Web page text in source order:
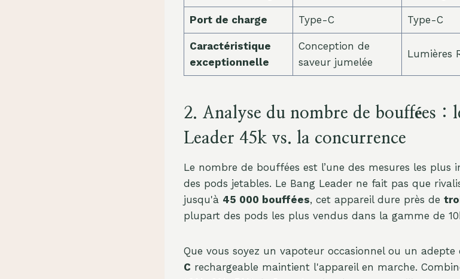
Port de charge Type-C Type-C
Caractéristique
exceptionnelle
Conception de
saveur jumelée
Lumières
2. Analyse du nombre de bouffées :
Leader 45k vs. la concurrence
Le nombre de bouffées est l’une des mesures les plus
des pods jetables. Le Bang Leader ne fait pas que
jusqu'à 45 000 bouffées, cet appareil dure près de
plupart des pods les plus vendus dans la gamme de
Que vous soyez un vapoteur occasionnel ou un
C rechargeable maintient l'appareil en marche.